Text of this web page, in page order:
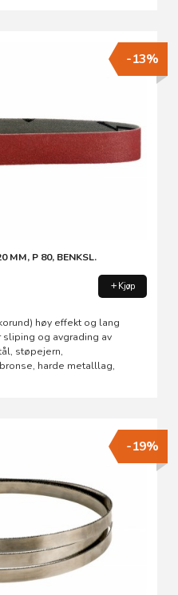
MM, P 80, BENKSL.
-13%
Kjøp
høy effekt og lang
sliping og avgrading av
støpejern,
harde metalllag,
-19%